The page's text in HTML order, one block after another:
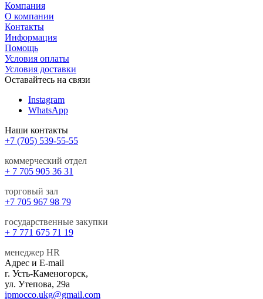
Компания
О компании
Контакты
Информация
Помощь
Условия оплаты
Условия доставки
Оставайтесь на связи
Instagram
WhatsApp
Наши контакты
+7 (705) 539-55-55
коммерческий отдел
+ 7 705 905 36 31
торговый зал
+7 705 967 98 79
государственные закупки
+ 7 771 675 71 19
менеджер HR
Адрес и E-mail
г. Усть-Каменогорск,
ул. Утепова, 29а
ipmocco.ukg@gmail.com